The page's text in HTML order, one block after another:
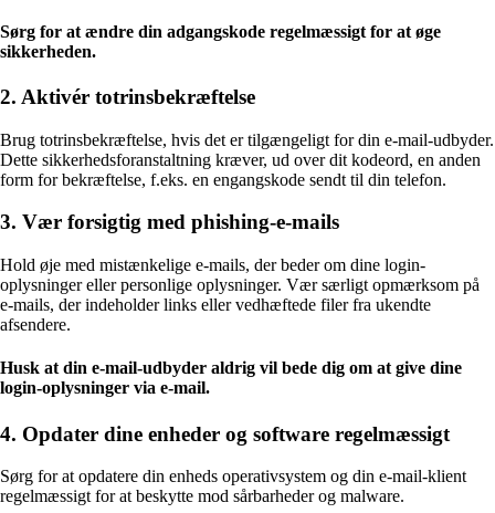
Sørg for at ændre din adgangskode regelmæssigt for at øge
sikkerheden.
2. Aktivér totrinsbekræftelse
Brug totrinsbekræftelse, hvis det er tilgængeligt for din e-mail-udbyder.
Dette sikkerhedsforanstaltning kræver, ud over dit kodeord, en anden
form for bekræftelse, f.eks. en engangskode sendt til din telefon.
3. Vær forsigtig med phishing-e-mails
Hold øje med mistænkelige e-mails, der beder om dine login-
oplysninger eller personlige oplysninger. Vær særligt opmærksom på
e-mails, der indeholder links eller vedhæftede filer fra ukendte
afsendere.
Husk at din e-mail-udbyder aldrig vil bede dig om at give dine
login-oplysninger via e-mail.
4. Opdater dine enheder og software regelmæssigt
Sørg for at opdatere din enheds operativsystem og din e-mail-klient
regelmæssigt for at beskytte mod sårbarheder og malware.